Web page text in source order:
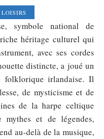
LOISIRS
symbole national de
héritage culturel qui
avec ses cordes
distincte, a joué un
folklorique irlandaise. Il
de mysticisme et de
de la harpe celtique
mythes et de légendes,
au-delà de la musique,